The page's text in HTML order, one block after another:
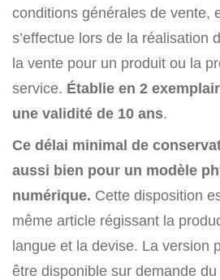
conditions générales de vente,
s’effectue lors de la réalisation
la vente pour un produit ou la
service. Établie en 2
une validité de 10 ans.
Ce délai minimal de
aussi bien pour un modèle
numérique. Cette disposition
même article régissant la
langue et la devise. La version
être disponible sur demande